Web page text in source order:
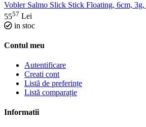
Vobler Salmo Slick Stick Floating, 6cm,
5557 Lei
in stoc
Contul meu
Autentificare
Creati cont
Listă de preferințe
Listă comparație
Informatii